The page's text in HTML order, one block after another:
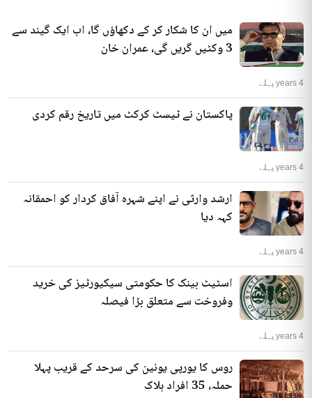
میں ان کا شکار کر کے دکھاؤں گا، اب ایک گیند سے
3 وکٹیں گریں گی، عمران خان
4 years پہلے
پاکستان نے ٹیسٹ کرکٹ میں تاریخ رقم کردی
4 years پہلے
ارشد وارثی نے اپنے شہرہ آفاق کردار کو احمقانہ
کہہ دیا
4 years پہلے
اسٹیٹ بینک کا حکومتی سیکیورٹیز کی خرید
وفروخت سے متعلق بڑا فیصلہ
4 years پہلے
روس کا یورپی یونین کی سرحد کے قریب پہلا
حملہ، 35 افراد ہلاک